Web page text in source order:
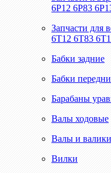
6Р12 6Р83
Запчасти для
6Т12 6Т83
Бабки задние
Бабки
Барабаны
Валы ходовые
Валы и валики
Вилки